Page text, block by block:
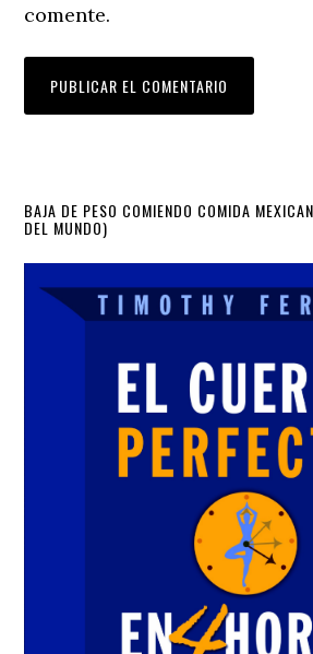
comente.
Primary
Sidebar
BAJA DE PESO COMIENDO COMIDA
DEL MUNDO)